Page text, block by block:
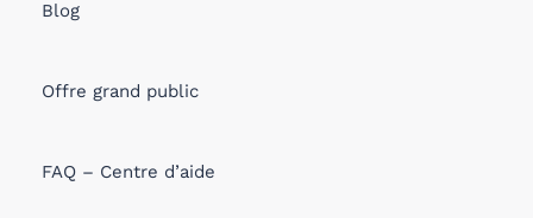
Blog
Offre grand public
FAQ – Centre d’aide